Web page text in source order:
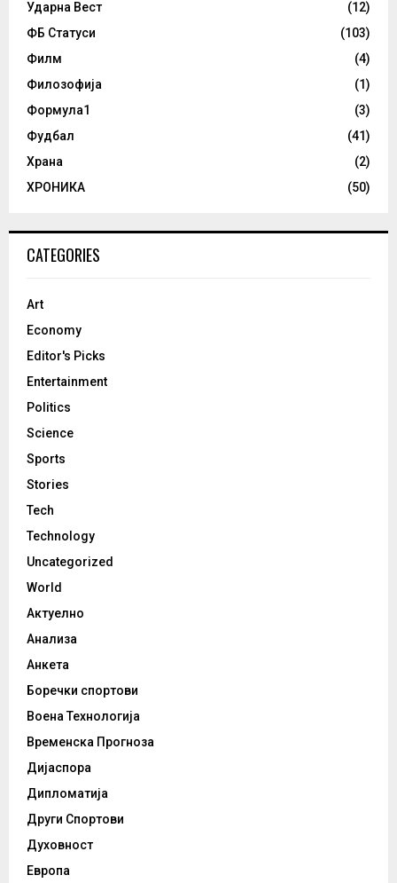
Ударна Вест
(12)
ФБ Статуси
(103)
Филм
(4)
Филозофија
(1)
Формула1
(3)
Фудбал
(41)
Храна
(2)
ХРОНИКА
(50)
CATEGORIES
Art
Economy
Editor's Picks
Entertainment
Politics
Science
Sports
Stories
Tech
Technology
Uncategorized
World
Актуелно
Анализа
Анкета
Боречки спортови
Воена Технологија
Временска Прогноза
Дијаспора
Дипломатија
Други Спортови
Духовност
Европа